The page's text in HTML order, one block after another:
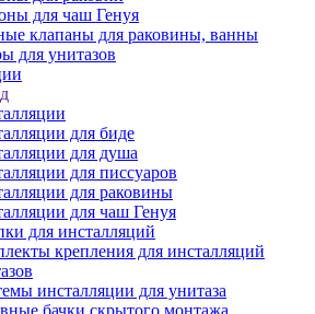
для чаш Генуя
клапаны для раковины, ванны
для унитазов
для биде
для душа
для писсуаров
для раковины
для чаш Генуя
для инсталляций
крепления для инсталляций
инсталляции для унитаза
бачки скрытого монтажа